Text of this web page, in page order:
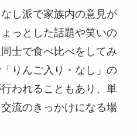
し派で家族内の意見が
っとした話題や笑いの
士で食べ比べをしてみ
りんご入り・なし」の
われることもあり、単
流のきっかけになる場